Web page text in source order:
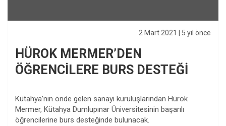
2 Mart 2021 | 5 yıl önce
HÜROK MERMER’DEN
ÖĞRENCİLERE BURS DESTEĞİ
Kütahya’nın önde gelen sanayi kuruluşlarından Hürok
Mermer, Kütahya Dumlupınar Üniversitesinin başarılı
öğrencilerine burs desteğinde bulunacak.